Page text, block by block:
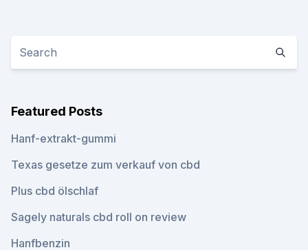
Featured Posts
Hanf-extrakt-gummi
Texas gesetze zum verkauf von cbd
Plus cbd ölschlaf
Sagely naturals cbd roll on review
Hanfbenzin